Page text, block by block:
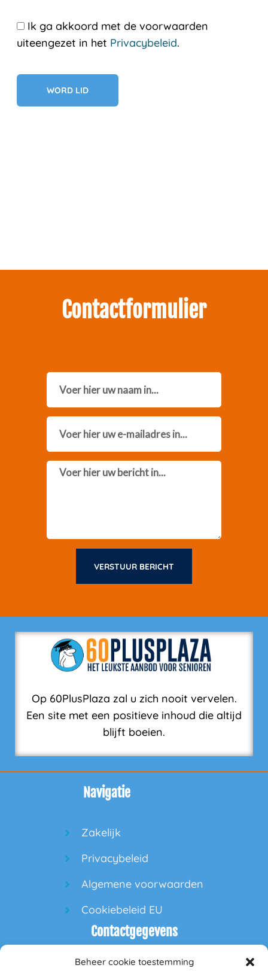
Beheer cookie toestemming
Ik ga akkoord met de voorwaarden
uiteengezet in het Privacybeleid.
Geen val
Contactformulier
Message
VERSTUUR BERICHT
Op 60PlusPlaza zal u zich nooit vervelen.
Een site met een positieve inhoud die altijd
blijft boeien.
Navigatie
Zakelijk
Privacybeleid
Algemene voorwaarden
Cookiebeleid EU
Contactgegevens